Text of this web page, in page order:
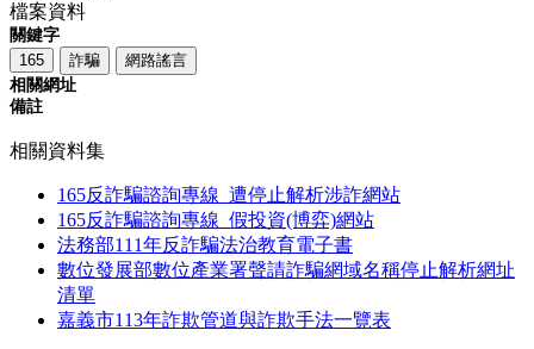
檔案資料
關鍵字
165
詐騙
網路謠言
相關網址
備註
相關資料集
165反詐騙諮詢專線_遭停止解析涉詐網站
165反詐騙諮詢專線_假投資(博弈)網站
法務部111年反詐騙法治教育電子書
數位發展部數位產業署聲請詐騙網域名稱停止解析網址
清單
嘉義市113年詐欺管道與詐欺手法一覽表